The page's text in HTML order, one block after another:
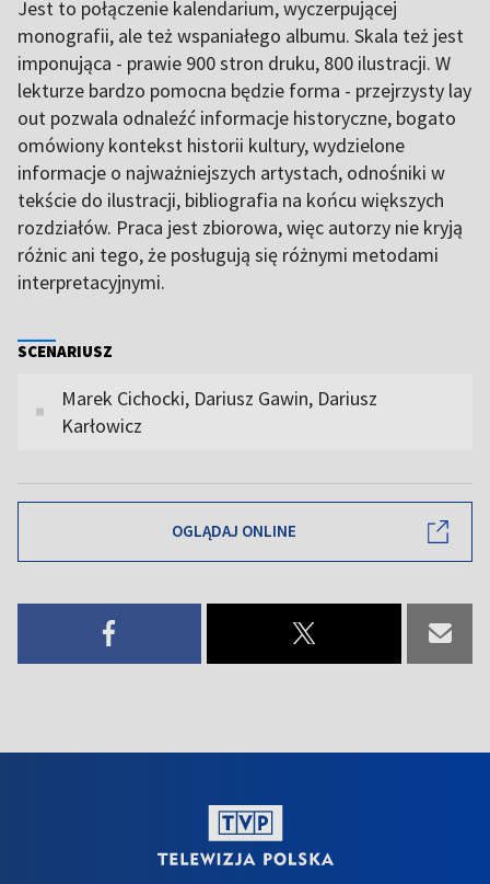
Jest to połączenie kalendarium, wyczerpującej
monografii, ale też wspaniałego albumu. Skala też jest
imponująca - prawie 900 stron druku, 800 ilustracji. W
lekturze bardzo pomocna będzie forma - przejrzysty lay
out pozwala odnaleźć informacje historyczne, bogato
omówiony kontekst historii kultury, wydzielone
informacje o najważniejszych artystach, odnośniki w
tekście do ilustracji, bibliografia na końcu większych
rozdziałów. Praca jest zbiorowa, więc autorzy nie kryją
różnic ani tego, że posługują się różnymi metodami
interpretacyjnymi.
SCENARIUSZ
Marek Cichocki, Dariusz Gawin, Dariusz
Karłowicz
OGLĄDAJ ONLINE